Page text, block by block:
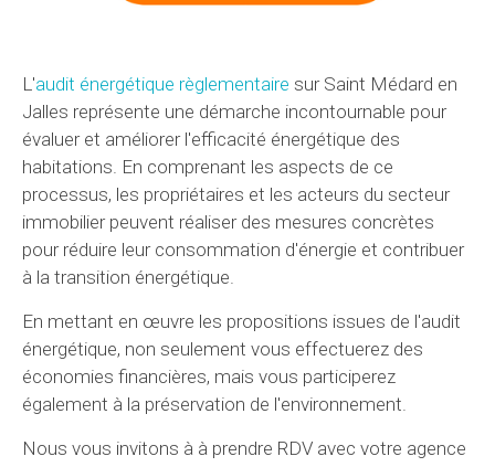
L'audit énergétique règlementaire sur Saint Médard en
Jalles représente une démarche incontournable pour
évaluer et améliorer l'efficacité énergétique des
habitations. En comprenant les aspects de ce
processus, les propriétaires et les acteurs du secteur
immobilier peuvent réaliser des mesures concrètes
pour réduire leur consommation d'énergie et contribuer
à la transition énergétique.
En mettant en œuvre les propositions issues de l'audit
énergétique, non seulement vous effectuerez des
économies financières, mais vous participerez
également à la préservation de l'environnement.
Nous vous invitons à à prendre RDV avec votre agence